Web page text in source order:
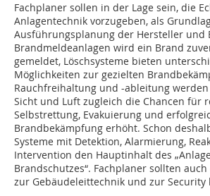
Fachplaner sollen in der Lage sein, die
Anlagentechnik vorzugeben, als
Ausführungsplanung der Hersteller und
Brandmeldeanlagen wird ein Brand
gemeldet, Löschsysteme bieten
Möglichkeiten zur gezielten
Rauchfreihaltung und -ableitung
Sicht und Luft zugleich die Chancen für
Selbstrettung, Evakuierung und
Brandbekämpfung erhöht. Schon
Systeme mit Detektion, Alarmierung,
Intervention den Hauptinhalt des
Brandschutzes“. Fachplaner sollten
zur Gebäudeleittechnik und zur Security